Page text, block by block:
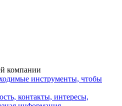
компании
инструменты, чтобы
контакты, интересы,